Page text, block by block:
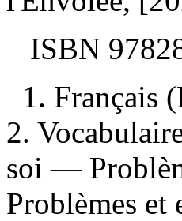
ISBN
1. Français
2.
soi —
Problèmes et